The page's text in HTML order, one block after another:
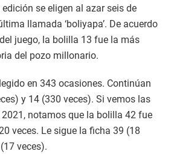
se eligen al azar seis de
llamada ‘boliyapa’. De acuerdo
juego, la bolilla 13 fue la más
del pozo millonario.
en 343 ocasiones. Continúan
y 14 (330 veces). Si vemos las
notamos que la bolilla 42 fue
veces. Le sigue la ficha 39 (18
veces).